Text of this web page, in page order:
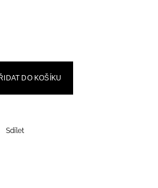
DO KOŠÍKU
Sdílet